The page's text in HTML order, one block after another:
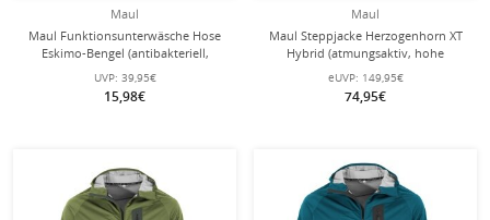
Maul
Maul Funktionsunterwäsche Hose
Eskimo-Bengel (antibakteriell,
atmungsaktiv, elastisch) hellgrau
Herren
UVP: 39,95€
15,98€
Maul
Maul Steppjacke Herzogenhorn XT
Hybrid (atmungsaktiv, hohe
Wärmeisolierung) schwarz Herren
eUVP: 149,95€
74,95€